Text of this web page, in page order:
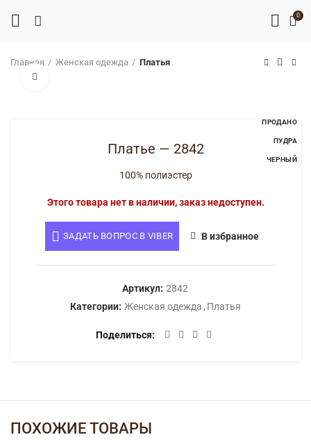
0
Главная Женская одежда Платья
ПРОДАНО
ПУДРА
ЧЕРНЫЙ
Платье — 2842
100% полиэстер
Этого товара нет в наличии, заказ недоступен.
ЗАДАТЬ ВОПРОС В VIBER В избранное
Артикул: 2842
Категории: Женская одежда , Платья
Поделиться
ПОХОЖИЕ ТОВАРЫ